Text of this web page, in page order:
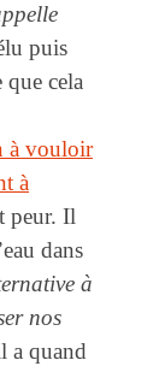
puis
que cela
à vouloir
à
peur. Il
dans
à
nos
a quand